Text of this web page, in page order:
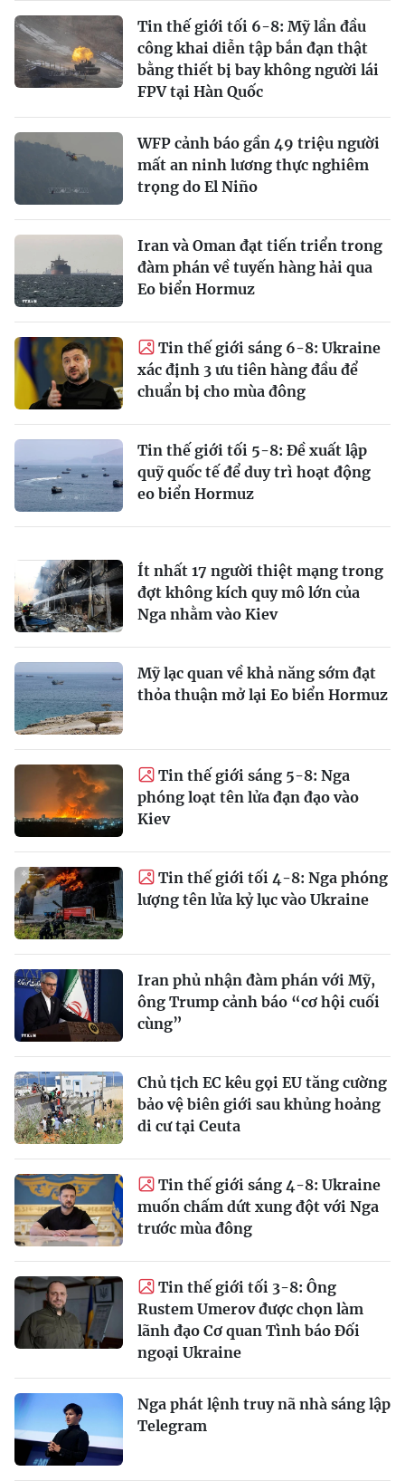
Tin thế giới tối 6-8: Mỹ lần đầu
công khai diễn tập bắn đạn thật
bằng thiết bị bay không người lái
FPV tại Hàn Quốc
WFP cảnh báo gần 49 triệu người
mất an ninh lương thực nghiêm
trọng do El Niño
Iran và Oman đạt tiến triển trong
đàm phán về tuyến hàng hải qua
Eo biển Hormuz
Tin thế giới sáng 6-8: Ukraine
xác định 3 ưu tiên hàng đầu để
chuẩn bị cho mùa đông
Tin thế giới tối 5-8: Đề xuất lập
quỹ quốc tế để duy trì hoạt động
eo biển Hormuz
Ít nhất 17 người thiệt mạng trong
đợt không kích quy mô lớn của
Nga nhằm vào Kiev
Mỹ lạc quan về khả năng sớm đạt
thỏa thuận mở lại Eo biển Hormuz
Tin thế giới sáng 5-8: Nga
phóng loạt tên lửa đạn đạo vào
Kiev
Tin thế giới tối 4-8: Nga phóng
lượng tên lửa kỷ lục vào Ukraine
Iran phủ nhận đàm phán với Mỹ,
ông Trump cảnh báo “cơ hội cuối
cùng”
Chủ tịch EC kêu gọi EU tăng cường
bảo vệ biên giới sau khủng hoảng
di cư tại Ceuta
Tin thế giới sáng 4-8: Ukraine
muốn chấm dứt xung đột với Nga
trước mùa đông
Tin thế giới tối 3-8: Ông
Rustem Umerov được chọn làm
lãnh đạo Cơ quan Tình báo Đối
ngoại Ukraine
Nga phát lệnh truy nã nhà sáng lập
Telegram